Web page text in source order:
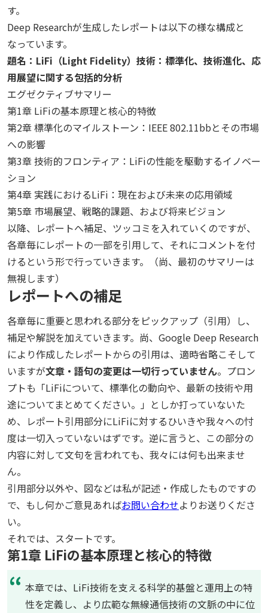
す。
Deep Researchが生成したレポートは以下の様な構成と
なっています。
題名：LiFi（Light Fidelity）技術：標準化、技術進化、応
用展望に関する包括的分析
エグゼクティブサマリー
第1章 LiFiの基本原理と核心的特徴
第2章 標準化のマイルストーン：IEEE 802.11bbとその市場
への影響
第3章 技術的フロンティア：LiFiの性能を駆動するイノベー
ション
第4章 実践におけるLiFi：現在および未来の応用領域
第5章 市場展望、戦略的課題、および将来ビジョン
以降、レポートへ補足、ツッコミを入れていくのですが、
各章毎にレポートの一部を引用して、それにコメントを付
けるという形で行っていきます。（尚、最初のサマリーは
無視します）
レポートへの補足
各章毎に重要と思われる部分をピックアップ（引用）し、
補足や解説を加えていきます。尚、Google Deep Research
により作成したレポートからの引用は、適時省略こそして
いますが文章・語句の変更は一切行っていません。プロン
プトも「LiFiについて、標準化の動向や、最新の技術や用
途についてまとめてください。」としか打っていないた
め、レポート引用部分にLiFiに対するひいきや我々への忖
度は一切入っていないはずです。逆に言うと、この部分の
内容に対して文句を言われても、我々には何も出来ませ
ん。
引用部分以外や、図などは私が記述・作成したものですの
で、もし何かご意見あればお問い合わせよりお送りくださ
い。
それでは、スタートです。
第1章 LiFiの基本原理と核心的特徴
本章では、LiFi技術を支える科学的基盤と運用上の特
性を定義し、より広範な無線通信技術の文脈の中に位